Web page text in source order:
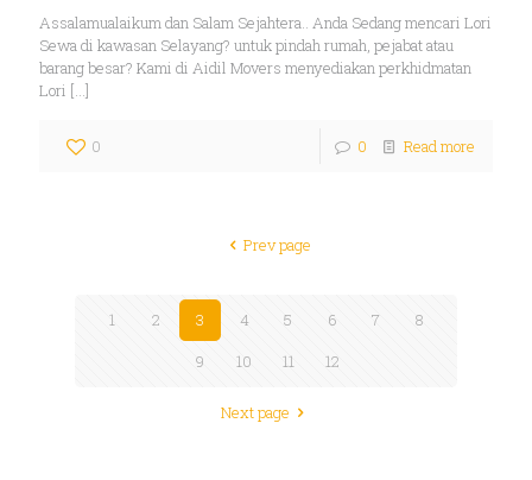
Assalamualaikum dan Salam Sejahtera.. Anda Sedang mencari Lori
Sewa di kawasan Selayang? untuk pindah rumah, pejabat atau
barang besar? Kami di Aidil Movers menyediakan perkhidmatan
Lori […]
0 0 Read more
Prev page
1 2 3 4 5 6 7
8
9
10 11 12
Next page